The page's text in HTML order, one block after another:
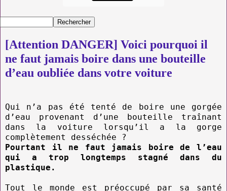
[Attention DANGER] Voici pourquoi il
ne faut jamais boire dans une bouteille
d’eau oubliée dans votre voiture
Qui n’a pas été tenté de boire une gorgée
d’eau provenant d’une bouteille traînant
dans la voiture lorsqu’il a la gorge
complètement desséchée ?
Pourtant il ne faut jamais boire de l’eau
qui a trop longtemps stagné dans du
plastique.
Tout le monde est préoccupé par sa santé